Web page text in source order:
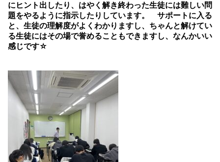
にヒント出したり、はやく解き終わった生徒には難しい問
題をやるように指示したりしています。 サポートに入る
と、生徒の理解度がよくわかりますし、ちゃんと解けてい
る生徒にはその場で誉めることもできますし、なんかいい
感じです☆